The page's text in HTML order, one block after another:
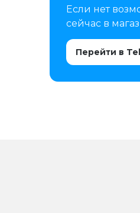
Если нет
сейчас в
Перейти в